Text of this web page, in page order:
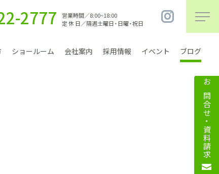
2777
営業時間／8:00~18:00
定 休 日／隔週土曜日・日曜・祝日
ショールーム 会社案内 採用情報 イベント ブログ
お問合せ・資料請求